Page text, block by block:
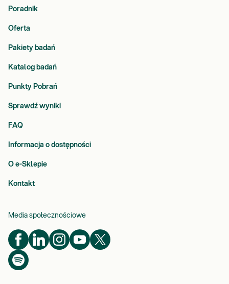
Poradnik
Oferta
Pakiety badań
Katalog badań
Punkty Pobrań
Sprawdź wyniki
FAQ
Informacja o dostępności
O e-Sklepie
Kontakt
Media społecznościowe